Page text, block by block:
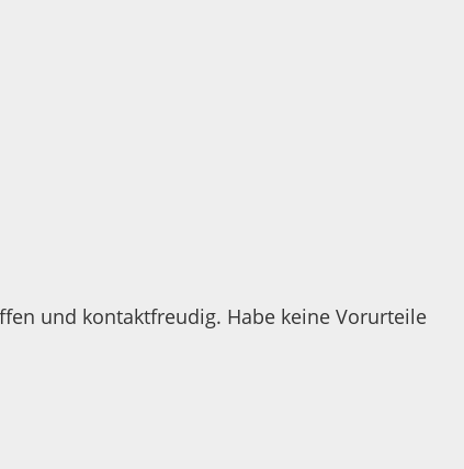
und kontaktfreudig. Habe keine Vorurteile